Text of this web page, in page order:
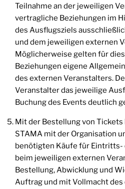
Teilnahme an der jeweiligen
vertragliche Beziehungen im
des Ausflugsziels
und dem jeweiligen externen
Möglicherweise gelten für
Beziehungen eigene
des externen Veranstalters.
Veranstalter das jeweilige
Buchung des Events deutlich
Mit der Bestellung von
STAMA mit der Organisation
benötigten Käufe für Eintritts-
beim jeweiligen externen
Bestellung, Abwicklung und
Auftrag und mit Vollmacht